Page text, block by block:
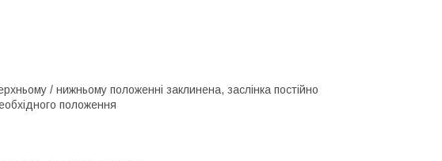
/ нижньому положенні заклинена, заслінка постійно
положення